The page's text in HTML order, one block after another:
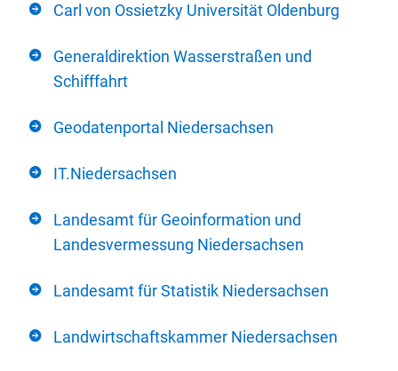
Carl von Ossietzky Universität Oldenburg
Generaldirektion Wasserstraßen und
Schifffahrt
Geodatenportal Niedersachsen
IT.Niedersachsen
Landesamt für Geoinformation und
Landesvermessung Niedersachsen
Landesamt für Statistik Niedersachsen
Landwirtschaftskammer Niedersachsen